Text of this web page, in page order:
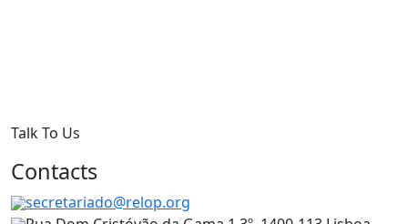
Talk To Us
Contacts
secretariado@relop.org